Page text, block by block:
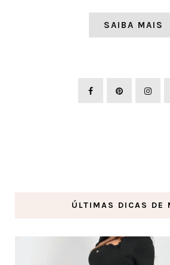
SAIBA MAIS
ÚLTIMAS DICAS DE